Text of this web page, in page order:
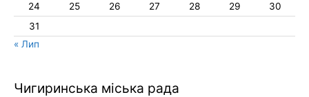
24
25 26 27 28 29
30
31
« Лип
Чигиринська міська рада